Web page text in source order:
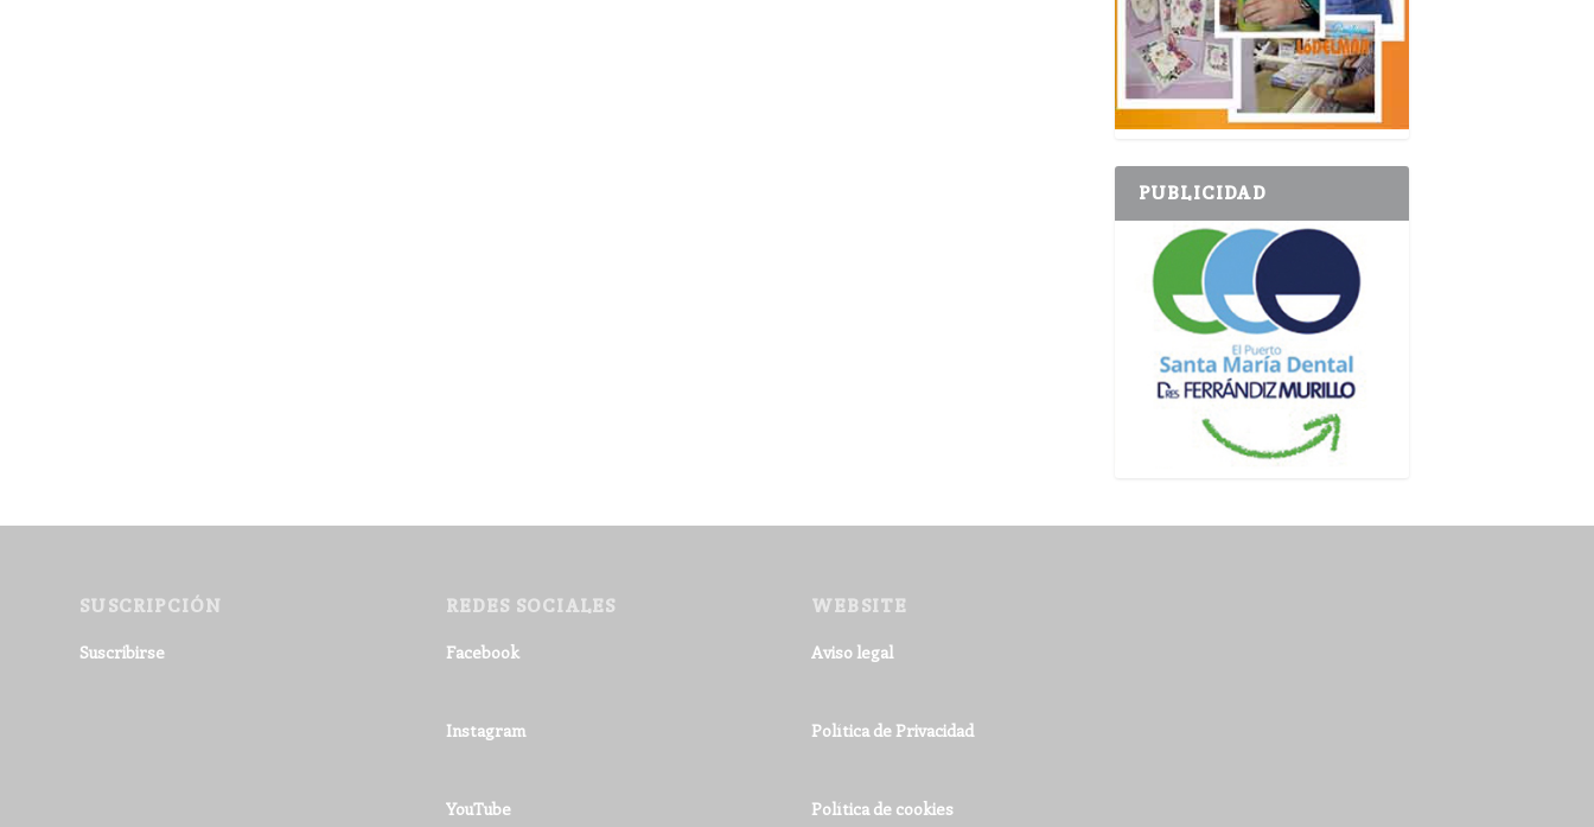
PUBLICIDAD
SUSCRIPCIÓN
Suscribirse
REDES SOCIALES
Facebook
Instagram
YouTube
WEBSITE
Aviso legal
Política de Privacidad
Política de cookies